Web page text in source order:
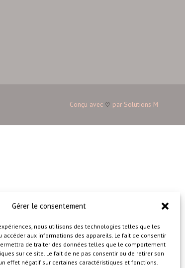
Gérer le consentement
nous utilisons des technologies telles que les
accéder aux informations des appareils. Le fait de consentir
de traiter des données telles que le comportement
sur ce site. Le fait de ne pas consentir ou de retirer son
effet négatif sur certaines caractéristiques et fonctions.
Conçu avec ♡ par Solutions M